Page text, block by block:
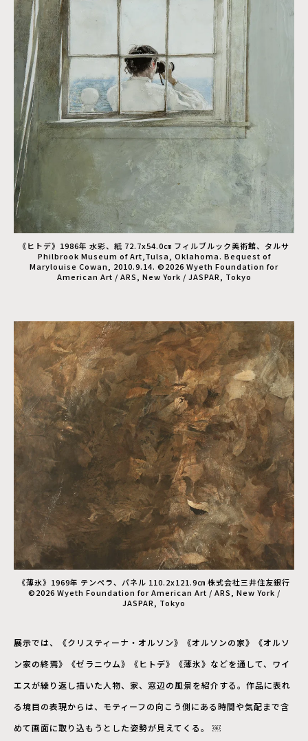
《ヒトデ》1986年 水彩、紙 72.7x54.0㎝ フィルブルック美術館、タルサ
Philbrook Museum of Art,Tulsa, Oklahoma. Bequest of
Marylouise Cowan, 2010.9.14. ©2026 Wyeth Foundation for
American Art / ARS, New York / JASPAR, Tokyo
《薄氷》1969年 テンペラ、パネル 110.2x121.9㎝ 株式会社三井住友銀行
©2026 Wyeth Foundation for American Art / ARS, New York /
JASPAR, Tokyo
展示では、《クリスティーナ・オルソン》《オルソンの家》《オルソ
ン家の終焉》《ゼラニウム》《ヒトデ》《薄氷》などを通して、ワイ
エスが繰り返し描いた人物、家、窓辺の風景を紹介する。作品に表れ
る境目の表現からは、モティーフの向こう側にある時間や気配まで含
めて画面に取り込もうとした姿勢が見えてくる。 ￼